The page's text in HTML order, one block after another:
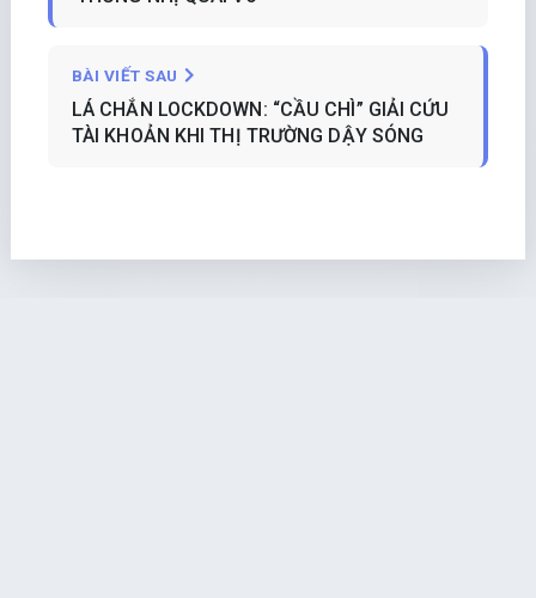
BÀI VIẾT SAU
LÁ CHẮN LOCKDOWN: “CẦU CHÌ” GIẢI CỨU
TÀI KHOẢN KHI THỊ TRƯỜNG DẬY SÓNG